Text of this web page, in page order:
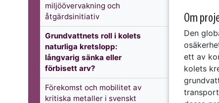
miljöövervakning och
åtgärdsinitiativ
Grundvattnets roll i kolets
naturliga kretslopp:
långvarig sänka eller
förbisett arv?
Förekomst och mobilitet av
kritiska metaller i svenskt
Om
Den
ett av
kolets